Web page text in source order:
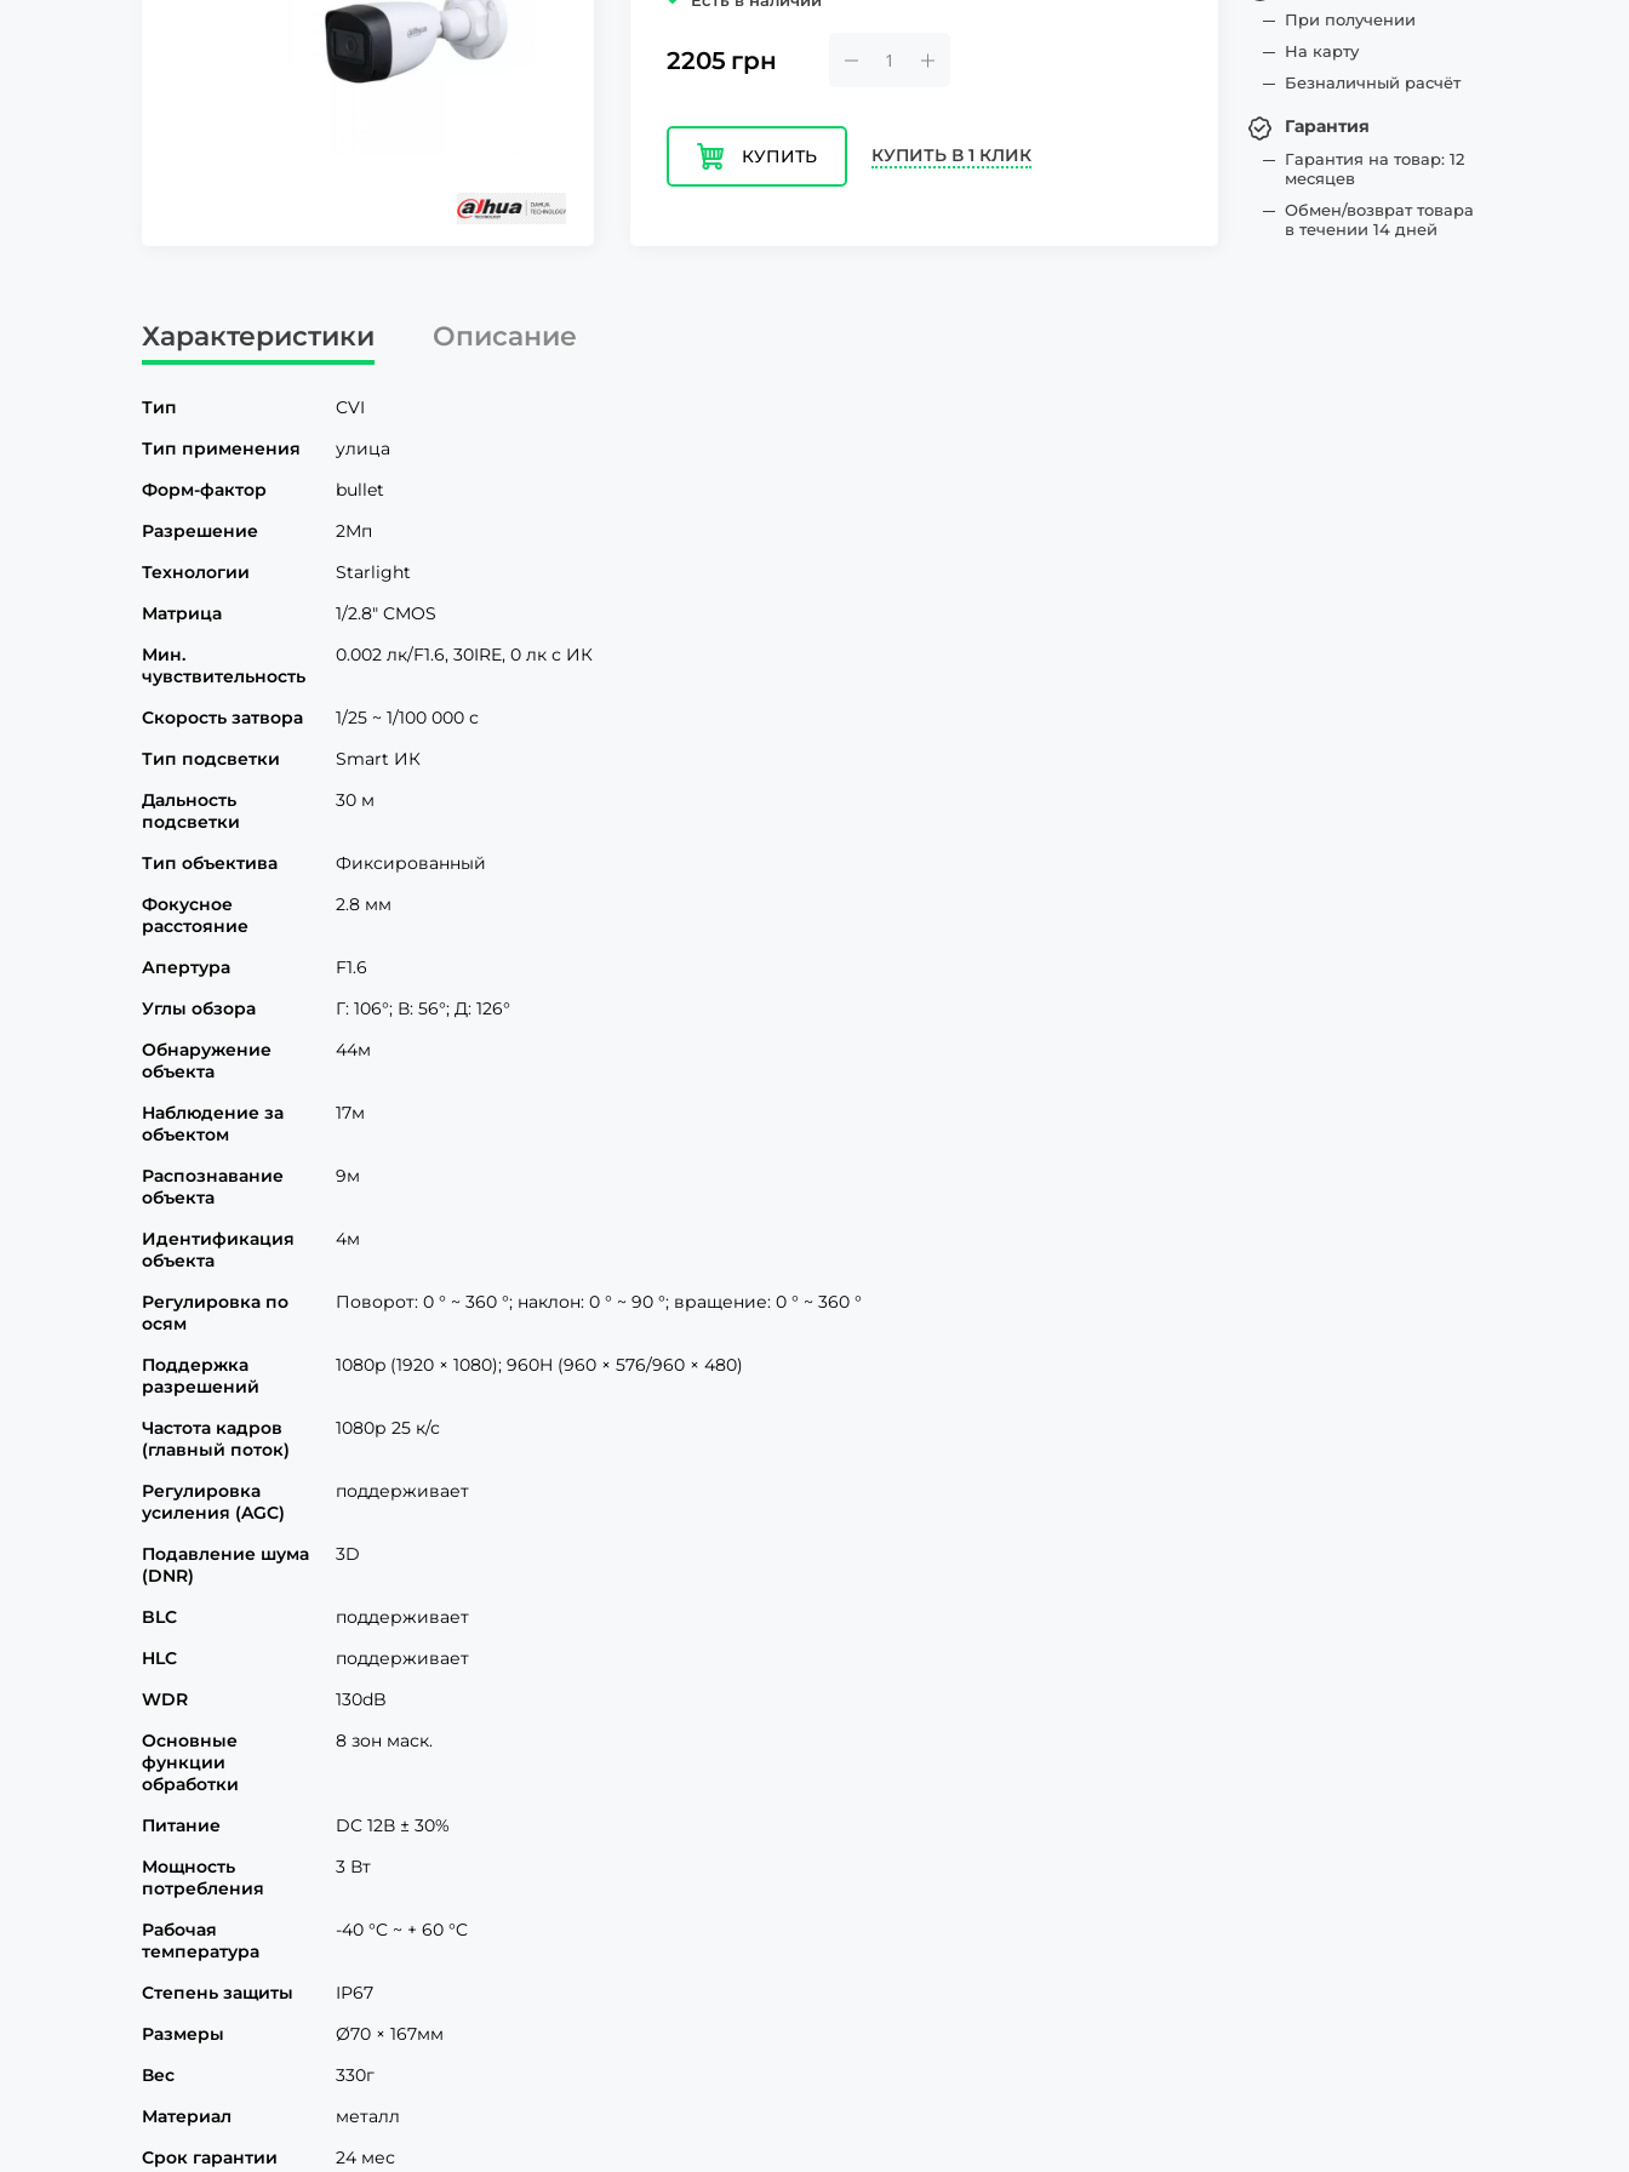
2205 грн
КУПИТЬ КУПИТЬ В 1 КЛИК
При получении
На карту
Безналичный расчёт
Гарантия
Гарантия на товар: 12
месяцев
Обмен/возврат товара
в течении 14 дней
Характеристики Описание
Тип
CVI
Тип применения
улица
Форм-фактор
bullet
Разрешение
2Мп
Технологии
Starlight
Матрица
1/2.8" CMOS
Мин.
чувствительность
0.002 лк/F1.6, 30IRE, 0 лк с ИК
Скорость затвора
1/25 ~ 1/100 000 с
Тип подсветки
Smart ИК
Дальность
подсветки
30 м
Тип объектива
Фиксированный
Фокусное
расстояние
2.8 мм
Апертура
F1.6
Углы обзора
Г: 106°; В: 56°; Д: 126°
Обнаружение
объекта
44м
Наблюдение за
объектом
17м
Распознавание
объекта
9м
Идентификация
объекта
4м
Регулировка по
осям
Поворот: 0 ° ~ 360 °; наклон: 0 ° ~ 90 °; вращение: 0 ° ~ 360 °
Поддержка
разрешений
1080p (1920 × 1080); 960H (960 × 576/960 × 480)
Частота кадров
(главный поток)
1080р 25 к/с
Регулировка
усиления (AGC)
поддерживает
Подавление шума
(DNR)
3D
BLC
поддерживает
HLC
поддерживает
WDR
130dB
Основные
функции
обработки
8 зон маск.
Питание
DC 12В ± 30%
Мощность
потребления
3 Вт
Рабочая
температура
-40 °C ~ + 60 °C
Степень защиты
ІР67
Размеры
Ø70 × 167мм
Вес
330г
Материал
металл
Срок гарантии
24 мес